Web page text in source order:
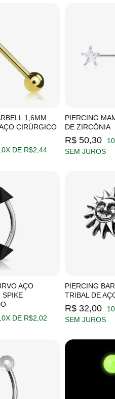
1,6MM
CIRÚRGICO
DE R$2,44
PIERCING
DE ZIRCÔNIA
R$ 50,30
SEM JUROS
AÇO
SPIKE
DE R$2,02
PIERCING
TRIBAL DE
R$ 32,00
SEM JUROS